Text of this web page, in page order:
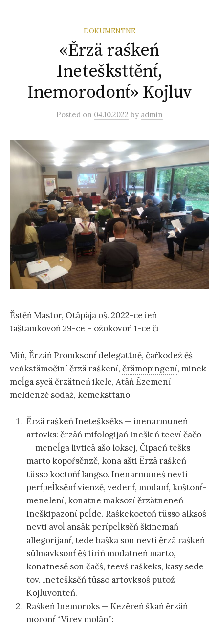
DOKUMENTNE
«Ěrzä raśkeń
Inetešksttěnt́,
Inemorodont́» Kojluv
Posted on 04.10.2022 by admin
Ěstěń Mastor, Otäpäja oš. 2022-ce ień
taštamkovoń 29-ce – ožokovoń 1-ce či
Miń, Ěrzäń Promksont́ delegattně, čaŕkodeź ěś
veńkstämočint́ ěrzä raśkent́, ěrämopingent́, minek
meĺga sycä ěrzätneń ikele, Atäń Ězement́
meldenzě sodaź, kemeksttano:
Ěrzä raśkeń Inetešksěks — inenarmuneń
artovks: ěrzäń mifologijań Ineškiń teevt́ čačo
— meneĺga livticä ašo loksej, Čipaeń tešks
marto kopoŕsěnzě, kona ašti Ěrzä raśkeń
tüsso koctońt́ langso. Inenarmuneś nevti
pert́peĺksěnt́ vienzě, vedent́, modant́, koštont́-
menelent́, konatne maksozt́ ěrzätneneń
Ineškipazont́ peĺde. Raśkekoctoń tüsso alksoś
nevti avoĺ ansäk pert́peĺksěń škinemań
allegorijant́, tede baška son nevti ěrzä raśkeń
sülmavksont́ ěś tiriń modatneń marto,
konatnesě son čačś, teevś raśkeks, kasy sede
tov. Inetešksěń tüsso artovksoś putoź
Kojluvonteń.
Raśkeń Inemoroks — Kezěreń škań ěrzäń
moront́ “Virev molän”: